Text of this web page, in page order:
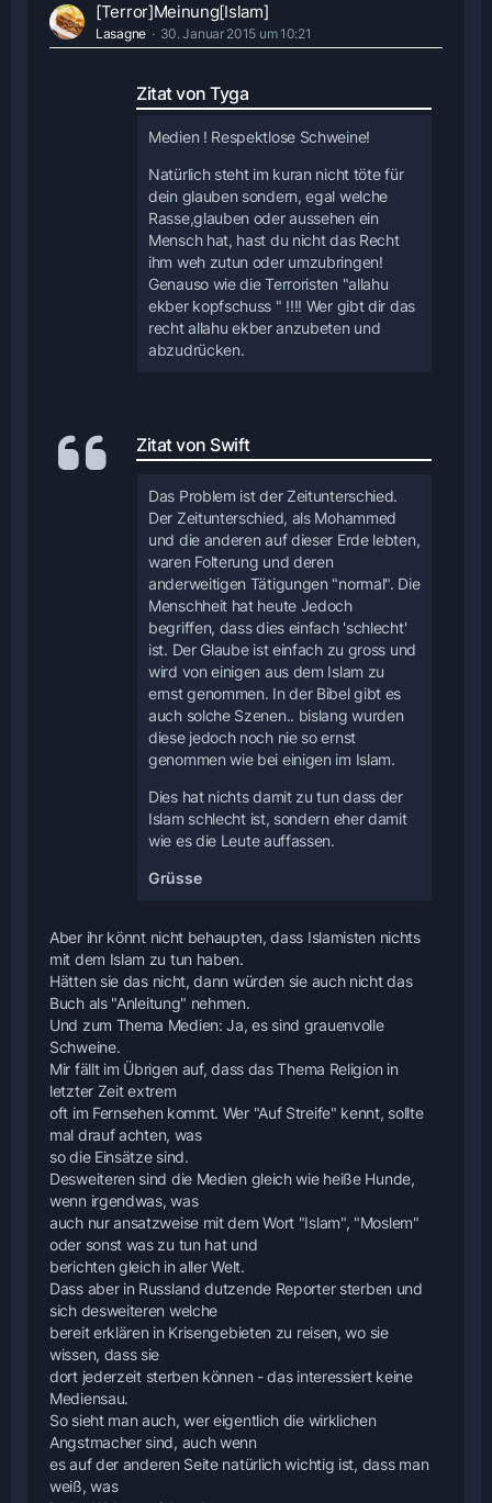
[Terror]Meinung[Islam]
Lasagne 30. Januar 2015 um 10:21
Zitat von Tyga
Medien ! Respektlose Schweine!
Natürlich steht im kuran nicht töte für
dein glauben sondern, egal welche
Rasse,glauben oder aussehen ein
Mensch hat, hast du nicht das Recht
ihm weh zutun oder umzubringen!
Genauso wie die Terroristen "allahu
ekber kopfschuss " !!!! Wer gibt dir das
recht allahu ekber anzubeten und
abzudrücken.
Zitat von Swift
Das Problem ist der Zeitunterschied.
Der Zeitunterschied, als Mohammed
und die anderen auf dieser Erde lebten,
waren Folterung und deren
anderweitigen Tätigungen "normal". Die
Menschheit hat heute Jedoch
begriffen, dass dies einfach 'schlecht'
ist. Der Glaube ist einfach zu gross und
wird von einigen aus dem Islam zu
ernst genommen. In der Bibel gibt es
auch solche Szenen.. bislang wurden
diese jedoch noch nie so ernst
genommen wie bei einigen im Islam.
Dies hat nichts damit zu tun dass der
Islam schlecht ist, sondern eher damit
wie es die Leute auffassen.
Grüsse
Aber ihr könnt nicht behaupten, dass Islamisten nichts
mit dem Islam zu tun haben.
Hätten sie das nicht, dann würden sie auch nicht das
Buch als "Anleitung" nehmen.
Und zum Thema Medien: Ja, es sind grauenvolle
Schweine.
Mir fällt im Übrigen auf, dass das Thema Religion in
letzter Zeit extrem
oft im Fernsehen kommt. Wer "Auf Streife" kennt, sollte
mal drauf achten, was
so die Einsätze sind.
Desweiteren sind die Medien gleich wie heiße Hunde,
wenn irgendwas, was
auch nur ansatzweise mit dem Wort "Islam", "Moslem"
oder sonst was zu tun hat und
berichten gleich in aller Welt.
Dass aber in Russland dutzende Reporter sterben und
sich desweiteren welche
bereit erklären in Krisengebieten zu reisen, wo sie
wissen, dass sie
dort jederzeit sterben können - das interessiert keine
Mediensau.
So sieht man auch, wer eigentlich die wirklichen
Angstmacher sind, auch wenn
es auf der anderen Seite natürlich wichtig ist, dass man
weiß, was